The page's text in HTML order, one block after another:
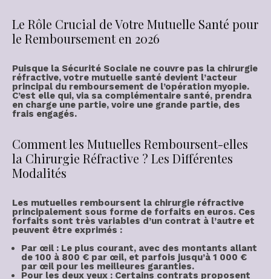
Le Rôle Crucial de Votre Mutuelle Santé pour
le Remboursement en 2026
Puisque la Sécurité Sociale ne couvre pas la chirurgie
réfractive, votre mutuelle santé devient l’acteur
principal du remboursement de l’opération myopie.
C’est elle qui, via sa complémentaire santé, prendra
en charge une partie, voire une grande partie, des
frais engagés.
Comment les Mutuelles Remboursent-elles
la Chirurgie Réfractive ? Les Différentes
Modalités
Les mutuelles remboursent la chirurgie réfractive
principalement sous forme de forfaits en euros. Ces
forfaits sont très variables d’un contrat à l’autre et
peuvent être exprimés :
Par œil : Le plus courant, avec des montants allant
de 100 à 800 € par œil, et parfois jusqu’à 1 000 €
par œil pour les meilleures garanties.
Pour les deux yeux : Certains contrats proposent